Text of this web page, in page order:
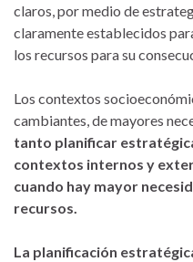
claros, por medio de
claramente establecidos
los recursos para su
Los contextos
cambiantes, de mayores
tanto planificar
contextos internos y
cuando hay mayor
recursos.
La planificación